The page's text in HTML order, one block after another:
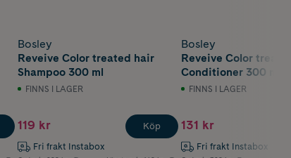
Bosley
Reveive Color treated hair
Shampoo 300 ml
FINNS I LAGER
119 kr
Fri frakt Instabox
Köp
Bosley
Reveive Color
Conditioner 300 ml
FINNS I LAGER
131 kr
Fri frakt Instabox